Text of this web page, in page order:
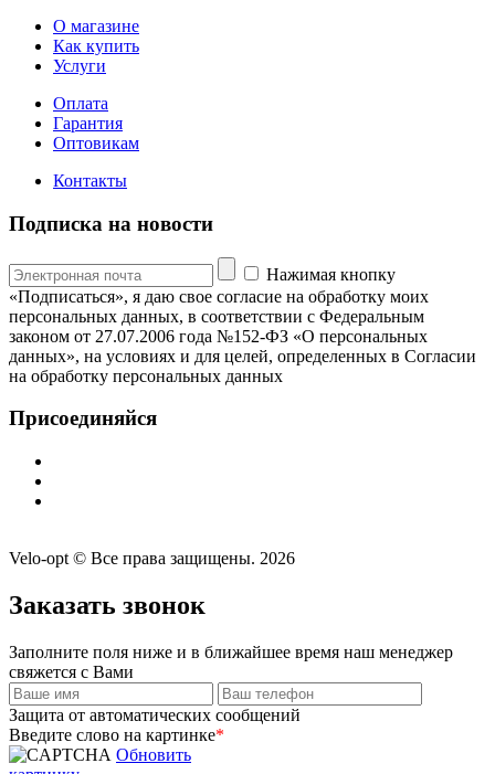
О магазине
Как купить
Услуги
Оплата
Гарантия
Оптовикам
Контакты
Подписка на новости
Нажимая кнопку
«Подписаться», я даю свое согласие на обработку моих
персональных данных, в соответствии с Федеральным
законом от 27.07.2006 года №152-ФЗ «О персональных
данных», на условиях и для целей, определенных в Согласии
на обработку персональных данных
Присоединяйся
Velo-opt © Все права защищены. 2026
Заказать звонок
Заполните поля ниже и в ближайшее время наш менеджер
свяжется с Вами
Защита от автоматических сообщений
Введите слово на картинке*
Обновить